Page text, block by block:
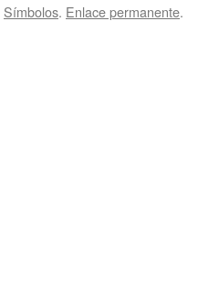
Símbolos. Enlace permanente.